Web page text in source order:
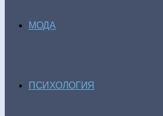
МОДА
ПСИХОЛОГИЯ